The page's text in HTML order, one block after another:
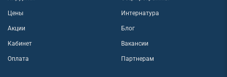
Цены
Акции
Кабинет
Оплата
Интернатура
Блог
Вакансии
Партнерам